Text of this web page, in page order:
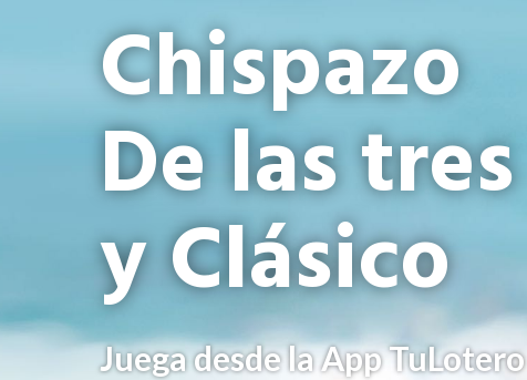
Chispazo
De las tres
y Clásico
Juega desde la App TuLotero